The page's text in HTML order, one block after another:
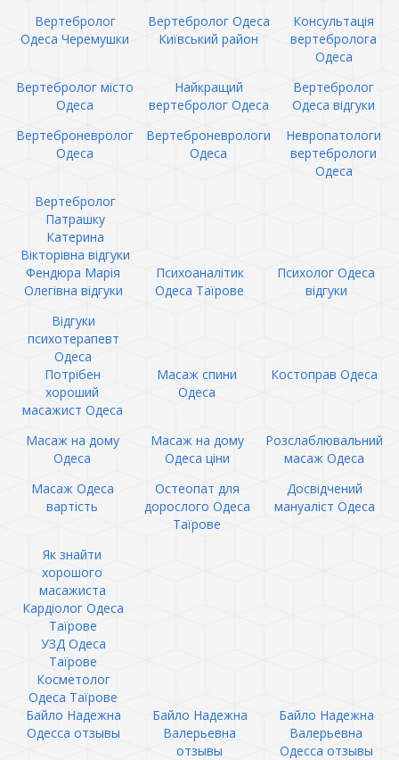
Вертебролог
Одеса Черемушки
Вертебролог Одеса
Київський район
Консультація
вертебролога
Одеса
Вертебролог місто
Одеса
Найкращий
вертебролог Одеса
Вертебролог
Одеса відгуки
Вертеброневролог
Одеса
Вертеброневрологи
Одеса
Невропатологи
вертебрологи
Одеса
Вертебролог
Патрашку
Катерина
Вікторівна відгуки
Фендюра Марія
Олегівна відгуки
Психоаналітик
Одеса Таїрове
Психолог Одеса
відгуки
Відгуки
психотерапевт
Одеса
Потрібен
хороший
масажист Одеса
Масаж спини
Одеса
Костоправ Одеса
Масаж на дому
Одеса
Масаж на дому
Одеса ціни
Розслаблювальний
масаж Одеса
Масаж Одеса
вартість
Остеопат для
дорослого Одеса
Таїрове
Досвідчений
мануаліст Одеса
Як знайти
хорошого
масажиста
Кардіолог Одеса
Таїрове
УЗД Одеса
Таїрове
Косметолог
Одеса Таїрове
Байло Надежна
Одесса отзывы
Байло Надежна
Валерьевна
отзывы
Байло Надежна
Валерьевна
Одесса отзывы